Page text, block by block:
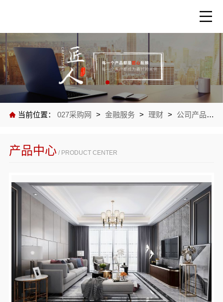
当前位置： 027采购网 > 金融服务 > 理财 > 公司产品 >
产品中心 / PRODUCT CENTER